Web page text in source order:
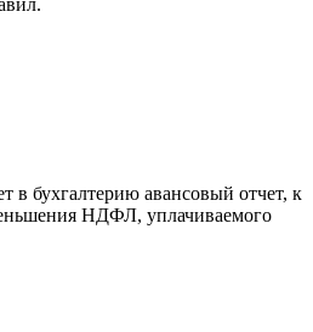
в бухгалтерию авансовый отчет, к
НДФЛ, уплачиваемого